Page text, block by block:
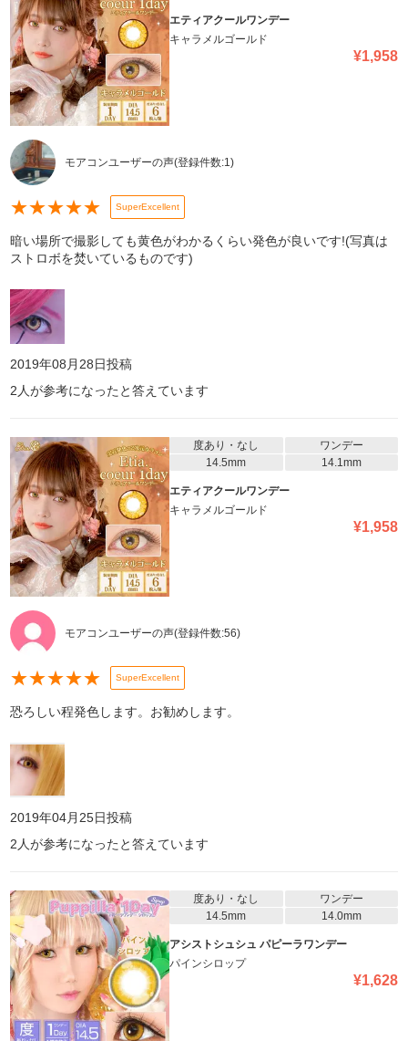
エティアクールワンデー
キャラメルゴールド
¥1,958
モアコンユーザーの声(登録件数:1)
★★★★★ SuperExcellent
暗い場所で撮影しても黄色がわかるくらい発色が良いです!(写真は
ストロボを焚いているものです)
2019年08月28日投稿
2 人が参考になったと答えています
度あり・なし
ワンデー
14.5mm
14.1mm
エティアクールワンデー
キャラメルゴールド
¥1,958
モアコンユーザーの声(登録件数:56)
★★★★★ SuperExcellent
恐ろしい程発色します。お勧めします。
2019年04月25日投稿
2 人が参考になったと答えています
度あり・なし
ワンデー
14.5mm
14.0mm
アシストシュシュ パピーラワンデー
パインシロップ
¥1,628